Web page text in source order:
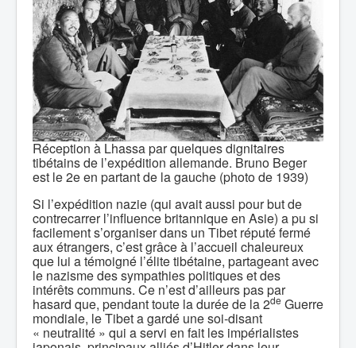
Réception à Lhassa par quelques dignitaires
tibétains de l’expédition allemande. Bruno Beger
est le 2e en partant de la gauche (photo de 1939)
Si l’expédition nazie (qui avait aussi pour but de
contrecarrer l’influence britannique en Asie) a pu si
facilement s’organiser dans un Tibet réputé fermé
aux étrangers, c’est grâce à l’accueil chaleureux
que lui a témoigné l’élite tibétaine, partageant avec
le nazisme des sympathies politiques et des
intérêts communs. Ce n’est d’ailleurs pas par
hasard que, pendant toute la durée de la 2de Guerre
mondiale, le Tibet a gardé une soi-disant
« neutralité » qui a servi en fait les impérialistes